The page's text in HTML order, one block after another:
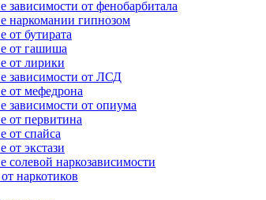
зависимости от фенобарбитала
наркомании гипнозом
от бутирата
от гашиша
от лирики
зависимости от ЛСД
от мефедрона
зависимости от опиума
от первитина
от спайса
от экстази
солевой наркозависимости
наркотиков